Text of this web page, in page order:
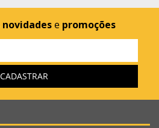
novidades e promoções